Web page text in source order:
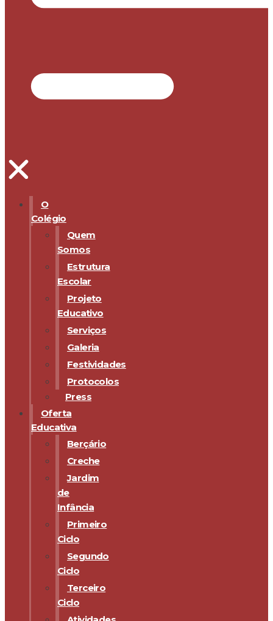
O
Colégio
Quem
Somos
Estrutura
Escolar
Projeto
Educativo
Serviços
Galeria
Festividades
Protocolos
Press
Oferta
Educativa
Berçário
Creche
Jardim
de
Infância
Primeiro
Ciclo
Segundo
Ciclo
Terceiro
Ciclo